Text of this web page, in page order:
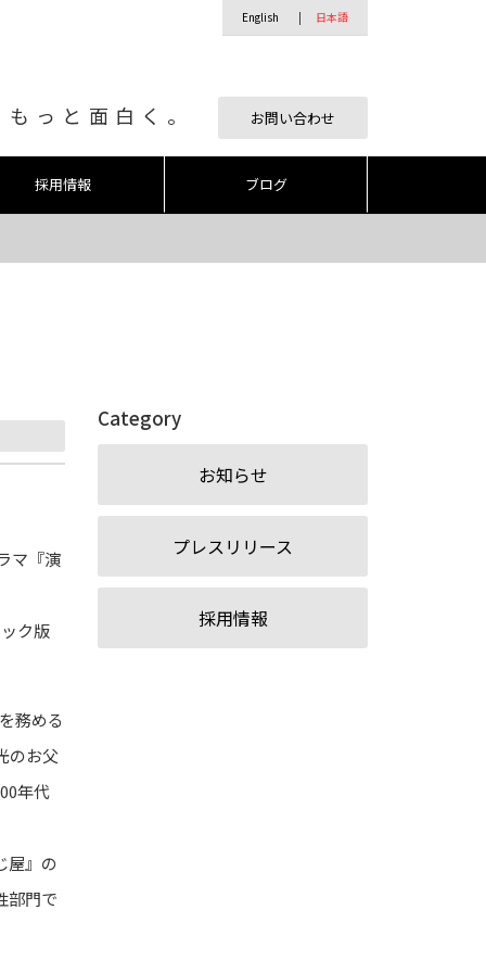
English 日本語
っと面白く。 お問い合わせ
採用情報 ブログ
マ『演
ク版
務める
のお父
年代
屋』の
部門で
Category
お知らせ
プレスリリース
採用情報